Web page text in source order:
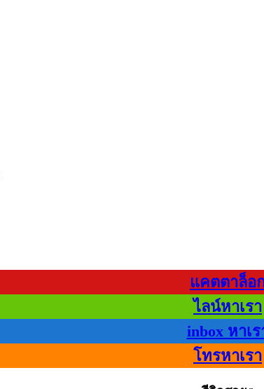
แคตตาล็อ
ไลน์หาเรา
inbox หาเร
โทรหาเรา